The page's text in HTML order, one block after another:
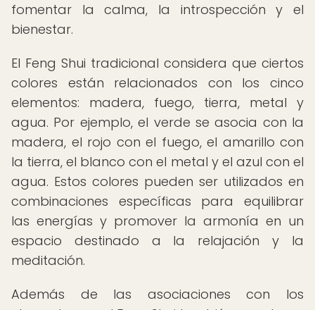
fomentar la calma, la introspección y el
bienestar.
El Feng Shui tradicional considera que ciertos
colores están relacionados con los cinco
elementos: madera, fuego, tierra, metal y
agua. Por ejemplo, el verde se asocia con la
madera, el rojo con el fuego, el amarillo con
la tierra, el blanco con el metal y el azul con el
agua. Estos colores pueden ser utilizados en
combinaciones específicas para equilibrar
las energías y promover la armonía en un
espacio destinado a la relajación y la
meditación.
Además de las asociaciones con los